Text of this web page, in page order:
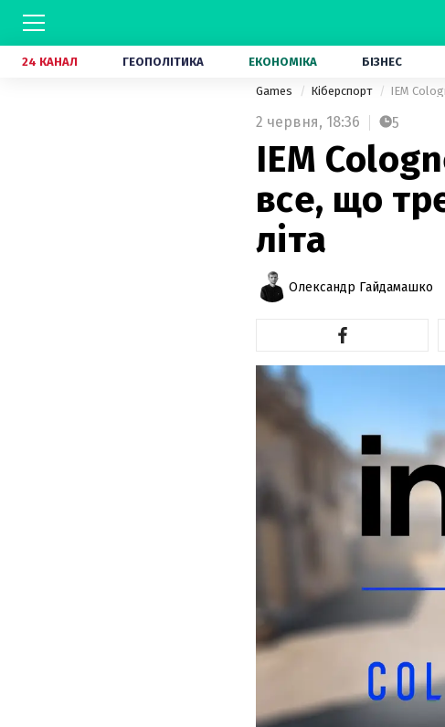
24 КАНАЛ ГЕОПОЛІТИКА ЕКОНОМІКА БІЗНЕС
Games Кіберспорт IEM
2 червня, 18:36 5
IEM
все, що
літа
Олександр Гайдамашко